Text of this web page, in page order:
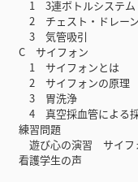
1 3連ボトルシステム
2 チェスト・ドレーン
3 気管吸引
C サイフォン
1 サイフォンとは
2 サイフォンの原理
3 胃洗浄
4 真空採血管による
練習問題
遊び心の演習 サイフ
看護学生の声